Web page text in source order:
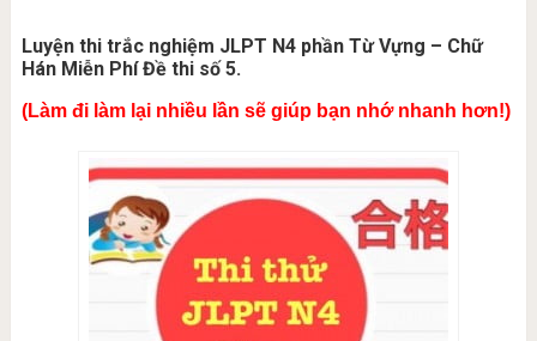
Luyện thi trắc nghiệm JLPT N4 phần Từ Vựng – Chữ
Hán Miễn Phí Đề thi số 5.
(Làm đi làm lại nhiều lần sẽ giúp bạn nhớ nhanh hơn!)